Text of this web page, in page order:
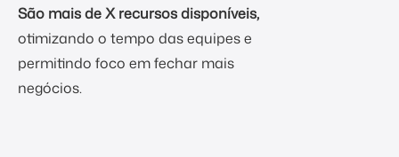
São mais de X recursos disponíveis,
otimizando o tempo das equipes e
permitindo foco em fechar mais
negócios.